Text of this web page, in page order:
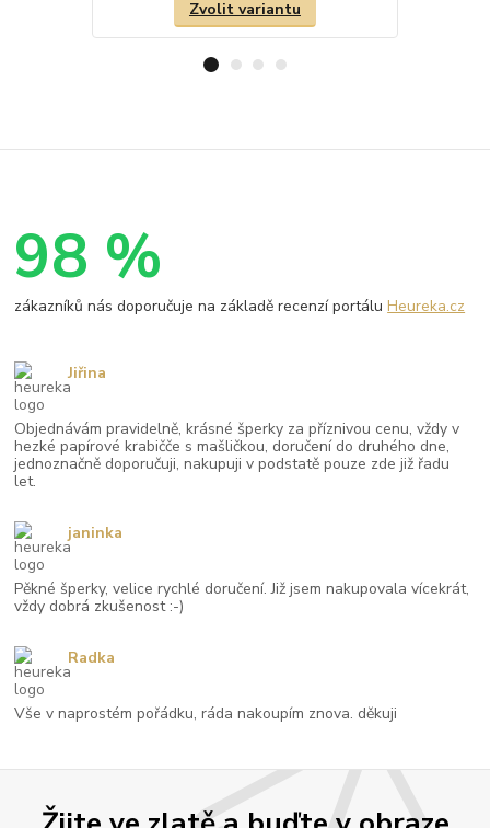
Zvolit variantu
98 %
zákazníků nás doporučuje na základě recenzí portáluHeureka.cz
Objednávám pravidelně, krásné šperky za příznivou cenu, vždy v
hezké papírové krabičče s mašličkou, doručení do druhého dne,
jednoznačně doporučuji, nakupuji v podstatě pouze zde již řadu
let.
Jiřina
Pěkné šperky, velice rychlé doručení. Již jsem nakupovala vícekrát,
vždy dobrá zkušenost :-)
janinka
Vše v naprostém pořádku, ráda nakoupím znova. děkuji
Radka